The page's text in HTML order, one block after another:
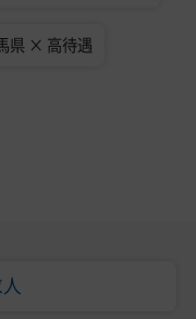
県 × 高待遇